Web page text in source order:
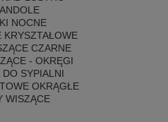
NOCNE
KRYSZTAŁOWE
CZARNE
- OKRĘGI
DO SYPIALNI
OKRĄGŁE
WISZĄCE